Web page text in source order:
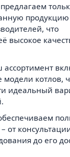
продукцию
что
высокое
модели котлов,
идеальный
от
до его